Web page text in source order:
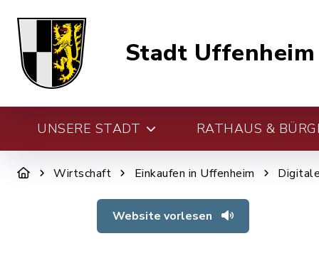
Stadt Uffenheim
UNSERE STADT RATHAUS &
Wirtschaft Einkaufen in Uffenheim
Website vorlesen